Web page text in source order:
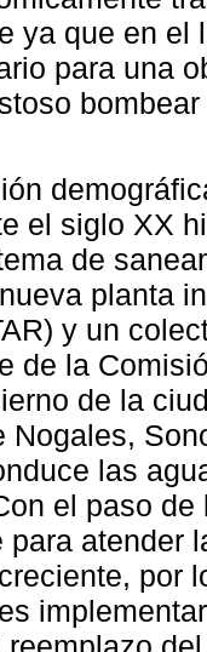
ya que en el
para una
el siglo XX
de
planta
y un
de la
de la
Nogales,
las
el paso
para atender
por